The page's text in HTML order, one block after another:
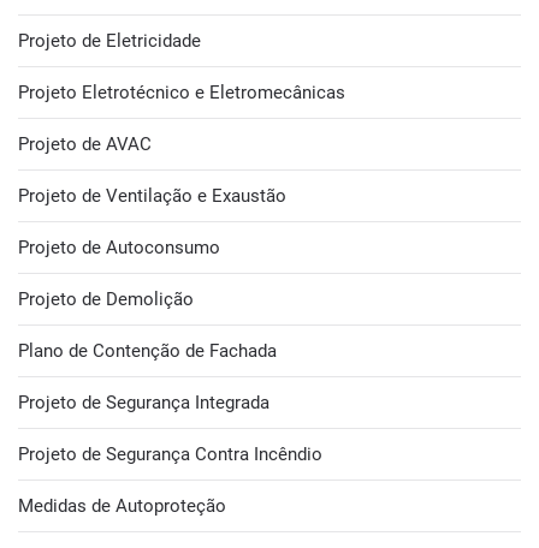
Projeto de Eletricidade
Projeto Eletrotécnico e Eletromecânicas
Projeto de AVAC
Projeto de Ventilação e Exaustão
Projeto de Autoconsumo
Projeto de Demolição
Plano de Contenção de Fachada
Projeto de Segurança Integrada
Projeto de Segurança Contra Incêndio
Medidas de Autoproteção